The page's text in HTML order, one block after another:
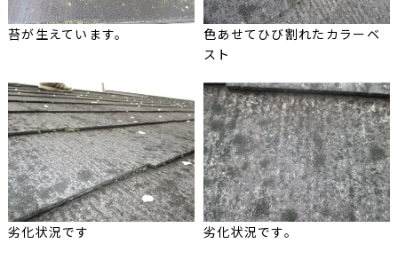
苔が生えています。
色あせてひび割れたカラーベ
スト
劣化状況です 劣化状況です。